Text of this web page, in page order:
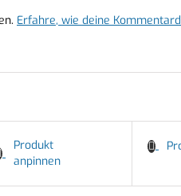
Erfahre, wie deine
Produkt
anpinnen